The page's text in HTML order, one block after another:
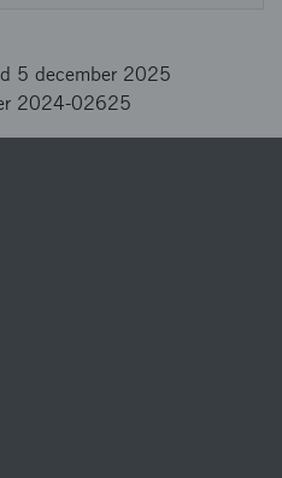
5 december 2025
2024-02625